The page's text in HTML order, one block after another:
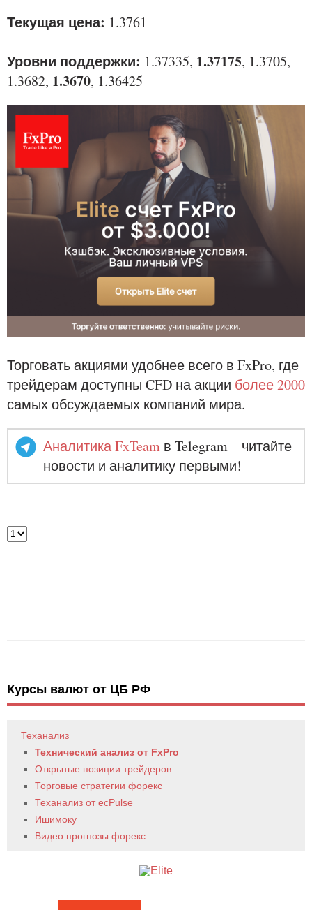
Текущая цена: 1.3761
Уровни поддержки: 1.37335, 1.37175, 1.3705,
1.3682, 1.3670, 1.36425
Торговать акциями удобнее всего в FxPro, где
трейдерам доступны CFD на акции более 2000
самых обсуждаемых компаний мира.
Аналитика FxTeam в Telegram – читайте
новости и аналитику первыми!
Курсы валют от ЦБ РФ
Теханализ
Технический анализ от FxPro
Открытые позиции трейдеров
Торговые стратегии форекс
Теханализ от ecPulse
Ишимоку
Видео прогнозы форекс